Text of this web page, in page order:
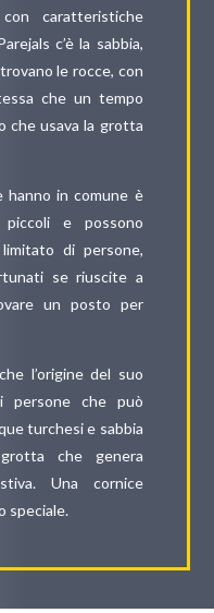
caratteristiche
c’è la sabbia,
le rocce, con
che un tempo
che usava la grotta
hanno in comune è
e possono
di persone,
se riuscite a
un posto per
l’origine del suo
persone che può
turchesi e sabbia
che genera
Una cornice
speciale.